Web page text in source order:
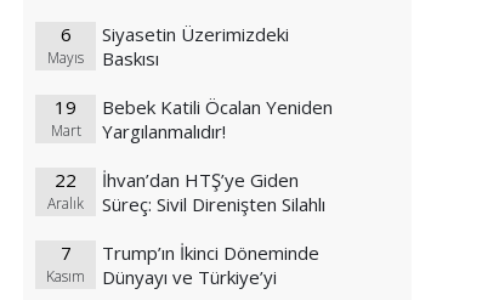
6
Mayıs
Siyasetin Üzerimizdeki
Baskısı
19
Mart
Bebek Katili Öcalan Yeniden
Yargılanmalıdır!
22
Aralık
İhvan’dan HTŞ’ye Giden
Süreç: Sivil Direnişten Silahlı
7
Kasım
Trump’ın İkinci Döneminde
Dünyayı ve Türkiye’yi